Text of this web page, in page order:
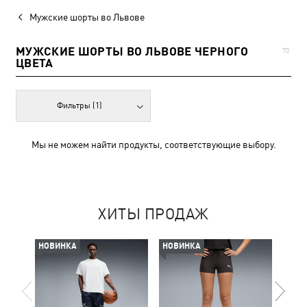
Мужские шорты во Львове
МУЖСКИЕ ШОРТЫ ВО ЛЬВОВЕ ЧЕРНОГО
ЦВЕТА
70
Фильтры (1)
Мы не можем найти продукты, соответствующие выбору.
ХИТЫ ПРОДАЖ
НОВИНКА НОВИНКА